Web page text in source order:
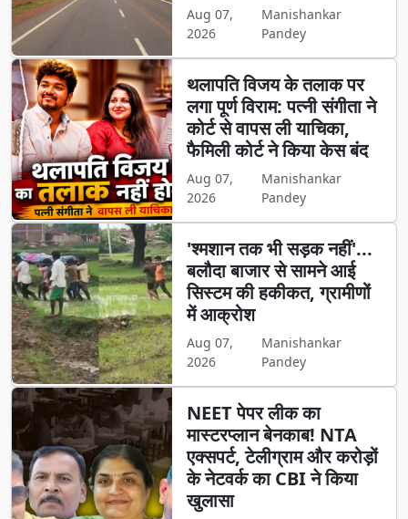
Aug 07,
2026
Manishankar
Pandey
थलापति विजय के तलाक पर
लगा पूर्ण विराम: पत्नी संगीता ने
कोर्ट से वापस ली याचिका,
फैमिली कोर्ट ने किया केस बंद
Aug 07,
2026
Manishankar
Pandey
'श्मशान तक भी सड़क नहीं'...
बलौदा बाजार से सामने आई
सिस्टम की हकीकत, ग्रामीणों
में आक्रोश
Aug 07,
2026
Manishankar
Pandey
NEET पेपर लीक का
मास्टरप्लान बेनकाब! NTA
एक्सपर्ट, टेलीग्राम और करोड़ों
के नेटवर्क का CBI ने किया
खुलासा